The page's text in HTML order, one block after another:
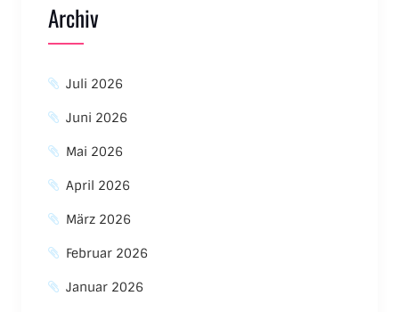
Archiv
Juli 2026
Juni 2026
Mai 2026
April 2026
März 2026
Februar 2026
Januar 2026